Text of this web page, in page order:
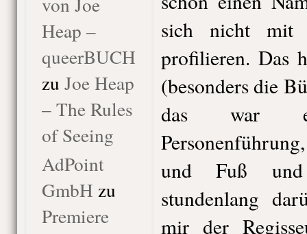
Heap –
queerBUCH
zu Joe Heap
– The Rules
of Seeing
AdPoint
GmbH zu
Premiere
sich nicht mit
profilieren. Das
(besonders die
das war
und Fuß
stundenlang
mir der